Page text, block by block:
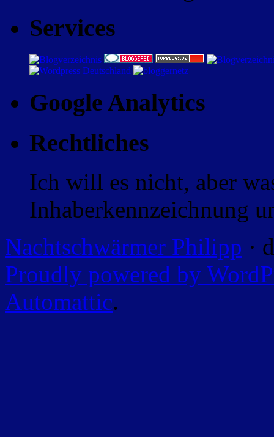
Services
Google Analytics
Rechtliches
Ich will es nicht, aber
Inhaberkennzeichnung
Nachtschwärmer Philipp ·
Proudly powered by
Automattic.